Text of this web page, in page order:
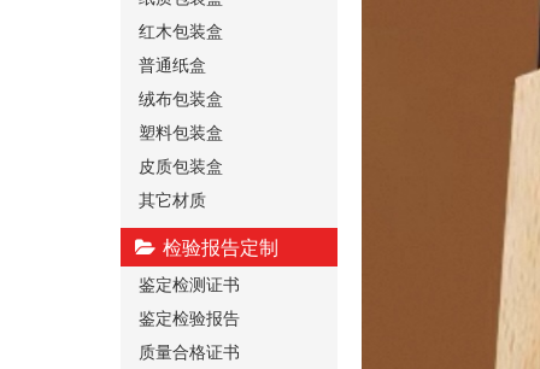
红木包装盒
普通纸盒
绒布包装盒
塑料包装盒
皮质包装盒
其它材质
检验报告定制
鉴定检测证书
鉴定检验报告
质量合格证书